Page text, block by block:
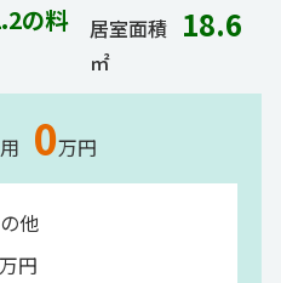
の料
居室面積 18.6
㎡
0万円
他
万円